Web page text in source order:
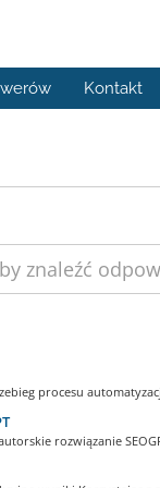
Kontakt
procesu
rozwiązanie